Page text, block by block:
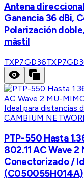
Antena
Ganancia 36 dBi,
Polarización
mástil
TXP7GD36
CAMBIUM
PTP-550 Hasta
802.11 AC Wave
Conectorizado /
(C050055H014A)